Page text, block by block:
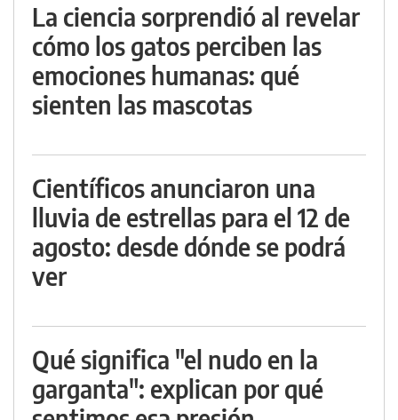
La ciencia sorprendió al revelar
cómo los gatos perciben las
emociones humanas: qué
sienten las mascotas
Científicos anunciaron una
lluvia de estrellas para el 12 de
agosto: desde dónde se podrá
ver
Qué significa "el nudo en la
garganta": explican por qué